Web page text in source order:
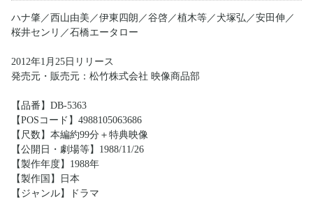
ハナ肇／西山由美／伊東四朗／谷啓／植木等／犬塚弘／安田伸／
桜井センリ／石橋エータロー
2012年1月25日リリース
発売元・販売元：松竹株式会社 映像商品部
【品番】DB-5363
【POSコード】4988105063686
【尺数】本編約99分＋特典映像
【公開日・劇場等】1988/11/26
【製作年度】1988年
【製作国】日本
【ジャンル】ドラマ